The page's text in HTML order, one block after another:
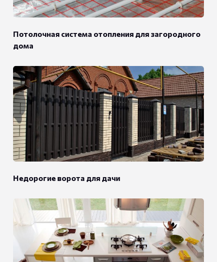
Потолочная система отопления для загородного
дома
Недорогие ворота для дачи